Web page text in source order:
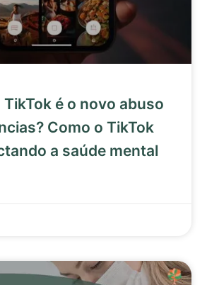
TikTok é o novo abuso
Como o TikTok
a saúde mental